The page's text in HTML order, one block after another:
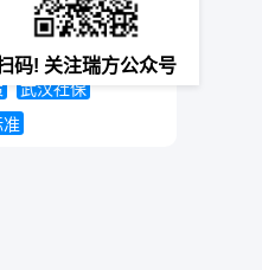
险合适吗
武汉社保
码! 关注瑞方公众号